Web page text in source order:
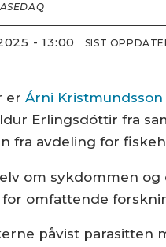
- 13:00 SIST
erÁrni Kristmundsson
Erlingsdóttir fra
fra avdeling for
om sykdommen
om­fattende
påvist